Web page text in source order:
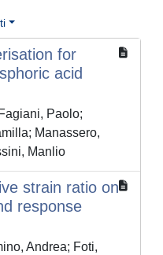
for
acid
Paolo;
Manassero,
Manlio
strain ratio on
response
Andrea; Foti,